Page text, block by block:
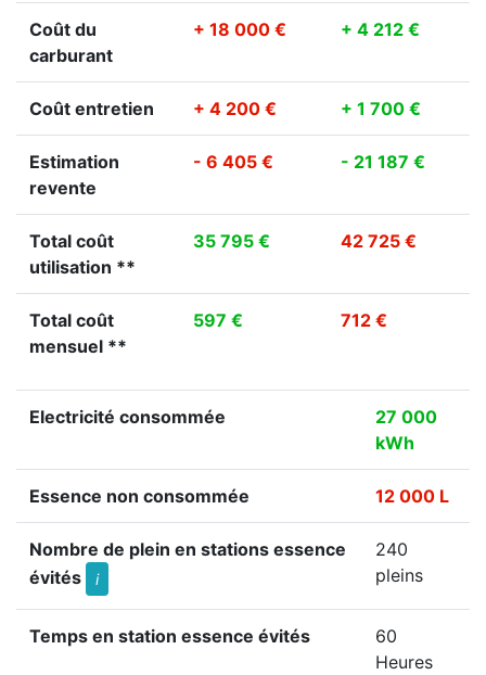
Coût du
carburant
+ 18 000 € + 4 212 €
Coût entretien + 4 200 € + 1 700 €
Estimation
revente
- 6 405 € - 21 187 €
Total coût
utilisation **
35 795 € 42 725 €
Total coût
mensuel **
597 € 712 €
Electricité consommée
27 000
kWh
Essence non consommée 12 000 L
Nombre de plein en stations essence
évités
i
240
pleins
Temps en station essence évités
60
Heures